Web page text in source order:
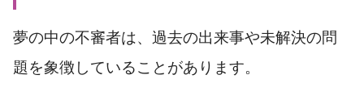
夢の中の不審者は、過去の出来事や未解決の問
題を象徴していることがあります。